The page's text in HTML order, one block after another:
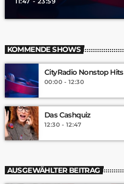
KOMMENDE SHOWS
CityRadio Nonstop Hits
00:00 - 12:30
Das Cashquiz
12:30 - 12:47
AUSGEWÄHLTER BEITRAG